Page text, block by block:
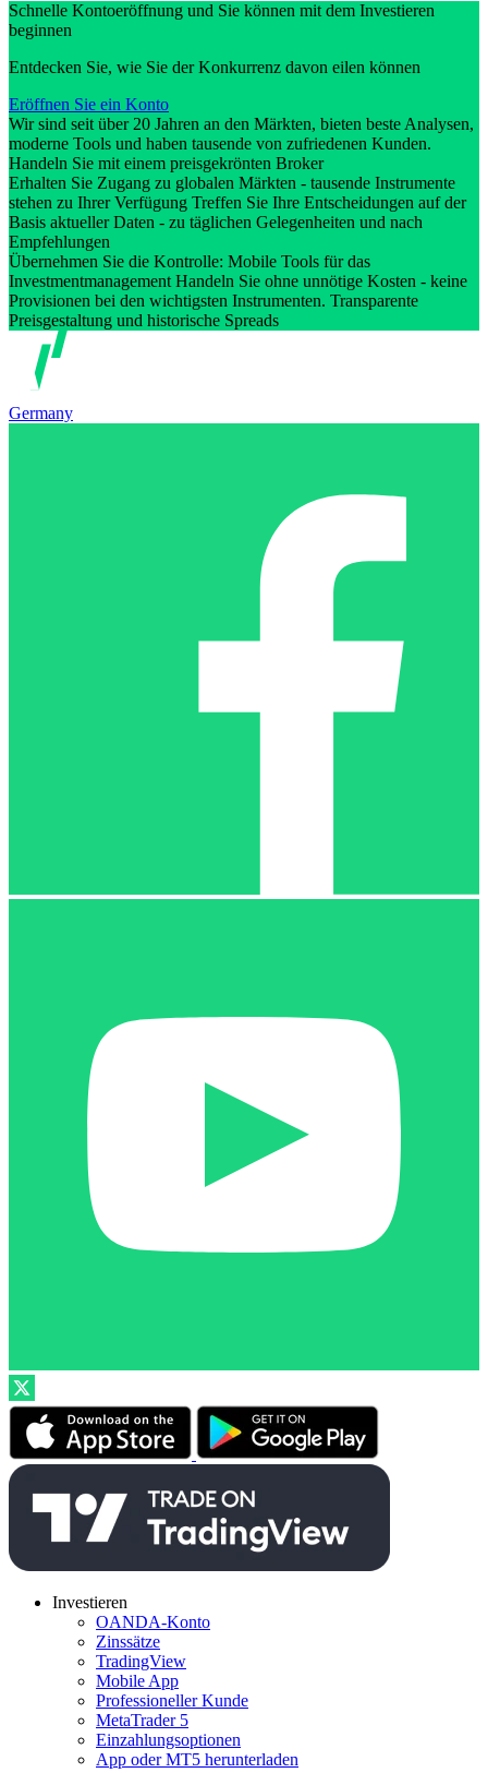
Schnelle Kontoeröffnung und Sie können mit dem Investieren
beginnen
Entdecken Sie, wie Sie der Konkurrenz davon eilen können
Eröffnen Sie ein Konto
Wir sind seit über 20 Jahren an den Märkten, bieten beste Analysen,
moderne Tools und haben tausende von zufriedenen Kunden.
Handeln Sie mit einem preisgekrönten Broker
Erhalten Sie Zugang zu globalen Märkten - tausende Instrumente
stehen zu Ihrer Verfügung Treffen Sie Ihre Entscheidungen auf der
Basis aktueller Daten - zu täglichen Gelegenheiten und nach
Empfehlungen
Übernehmen Sie die Kontrolle: Mobile Tools für das
Investmentmanagement Handeln Sie ohne unnötige Kosten - keine
Provisionen bei den wichtigsten Instrumenten. Transparente
Preisgestaltung und historische Spreads
Germany
Investieren
OANDA-Konto
Zinssätze
TradingView
Mobile App
Professioneller Kunde
MetaTrader 5
Einzahlungsoptionen
App oder MT5 herunterladen